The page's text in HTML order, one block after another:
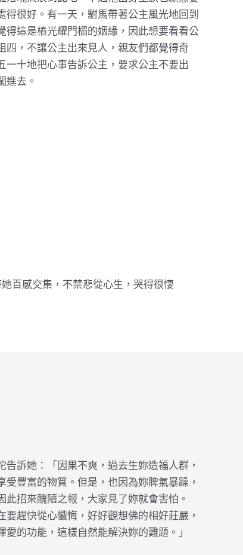
得很好。有一天，駙馬帶著公主風光地回到
得這是樁光耀門楣的姻緣，因此想要看看公
四，不讓公主出來見人，親友們都覺得奇
一十地把心事告訴公主，要求公主不要出
進去。
百感交集，不禁悲從心生，哭得很悽
訴她：「因果不爽，過去生妳造福人群，
豐富的物質。但是，也因為妳脾氣暴躁，
招來醜陋之報，大家見了妳就會害怕。
趕快從心懺悔，好好觀想佛的相好莊嚴，
的功能，這樣自然能解決妳的難題。」